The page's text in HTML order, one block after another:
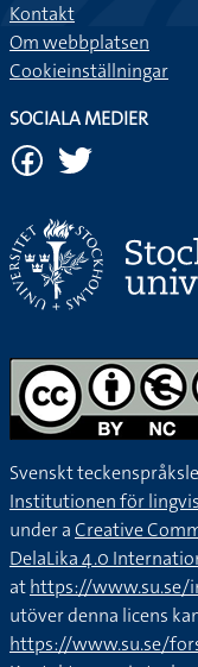
Kontakt
Om webbplatsen
Cookieinställningar
SOCIALA MEDIER
Svenskt
Institutionen för
under aCreative
DelaLika 4.0
athttps://
utöver denna licens
https://www.su.se/